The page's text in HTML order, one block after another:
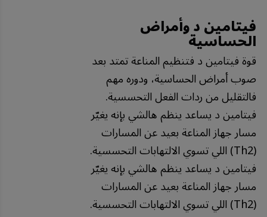
فيتامين د وأمراض
الحساسية
قوة فيتامين د فتنظيم المناعة تمتد بعد
صوب أمراض الحساسية، ودوره مهم
فالتقليل من ردات الفعل التحسسية.
فيتامين د يساعد ينظم هالشي بإنه يغيّر
مسار جهاز المناعة بعيد عن المسارات
(Th2) اللي تسوي الالتهابات التحسسية.
فيتامين د يساعد ينظم هالشي بإنه يغيّر
مسار جهاز المناعة بعيد عن المسارات
(Th2) اللي تسوي الالتهابات التحسسية.